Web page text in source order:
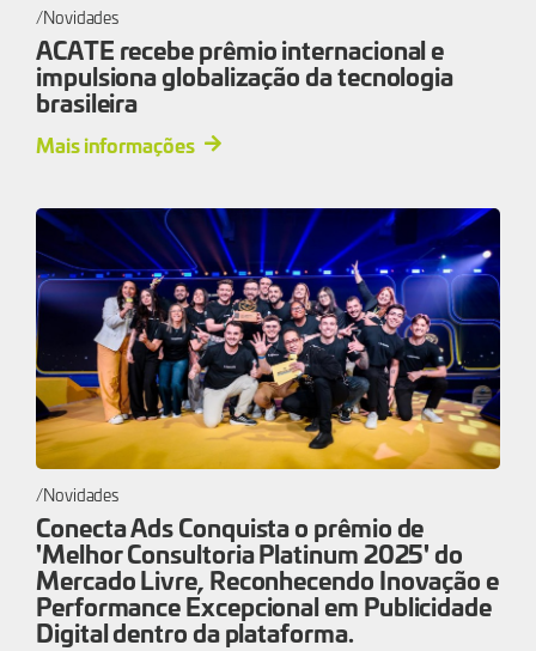
Novidades
ACATE recebe prêmio internacional e
impulsiona globalização da tecnologia
brasileira
Mais informações
Novidades
Conecta Ads Conquista o prêmio de
'Melhor Consultoria Platinum 2025' do
Mercado Livre, Reconhecendo Inovação e
Performance Excepcional em Publicidade
Digital dentro da plataforma.